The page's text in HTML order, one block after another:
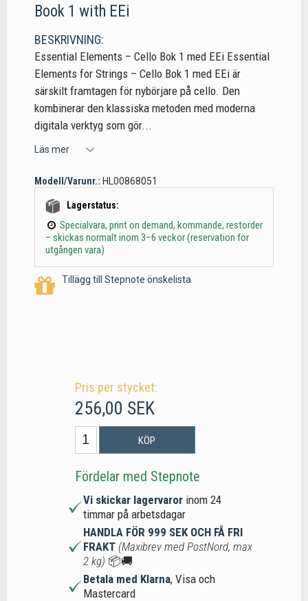
Book 1 with EEi
BESKRIVNING:
Essential Elements – Cello Bok 1 med EEi Essential
Elements for Strings – Cello Bok 1 med EEi är
särskilt framtagen för nybörjare på cello. Den
kombinerar den klassiska metoden med moderna
digitala verktyg som gör...
Läs mer
Modell/Varunr.: HL00868051
Lagerstatus:
Specialvara, print on demand, kommande, restorder
– skickas normalt inom 3–6 veckor (reservation för
utgången vara)
Tillägg till Stepnote önskelista
Pris per stycket:
256,00 SEK
KÖP
Fördelar med Stepnote
Vi skickar lagervaror inom 24
timmar på arbetsdagar
HANDLA FÖR 999 SEK OCH FÅ FRI
FRAKT (Maxibrev med PostNord, max
2 kg) 📦🚚
Betala med Klarna, Visa och
Mastercard